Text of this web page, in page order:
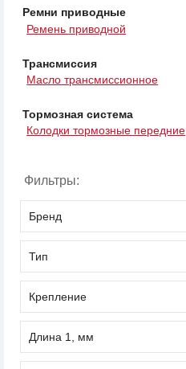
Ремни приводные
Ремень приводной
Трансмиссия
Масло трансмиссионное
Тормозная система
Колодки тормозные передние
Фильтры:
Бренд
Тип
Крепление
Длина 1, мм